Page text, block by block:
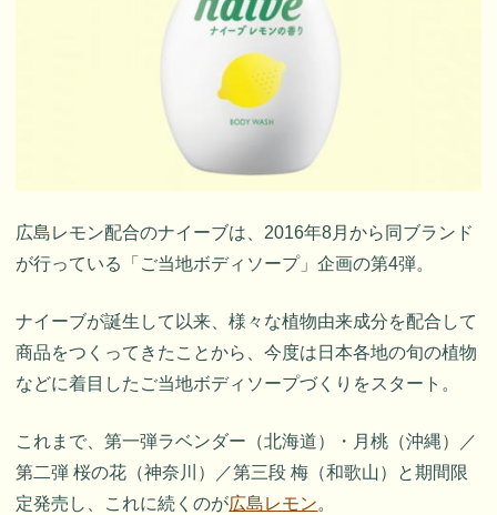
広島レモン配合のナイーブは、2016年8月から同ブランド
が行っている「ご当地ボディソープ」企画の第4弾。
ナイーブが誕生して以来、様々な植物由来成分を配合して
商品をつくってきたことから、今度は日本各地の旬の植物
などに着目したご当地ボディソープづくりをスタート。
これまで、第一弾ラベンダー（北海道）・月桃（沖縄）／
第二弾 桜の花（神奈川）／第三段 梅（和歌山）と期間限
定発売し、これに続くのが広島レモン。